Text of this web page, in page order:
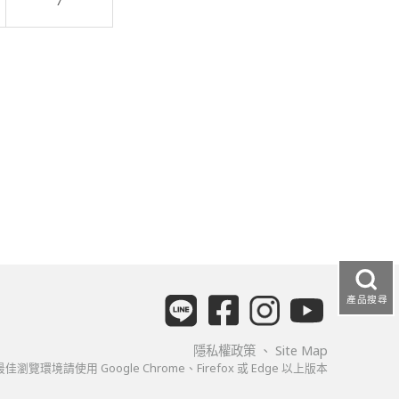
隱私權政策 、 Site Map
佳瀏覽環境請使用 Google Chrome、Firefox 或 Edge 以上版本
產品搜尋